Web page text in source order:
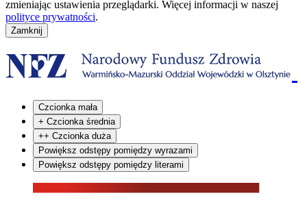
zmieniając ustawienia przeglądarki. Więcej informacji w naszej
polityce prywatności.
Czcionka mała
+ Czcionka średnia
++ Czcionka duża
Powiększ odstępy pomiędzy wyrazami
Powiększ odstępy pomiędzy literami